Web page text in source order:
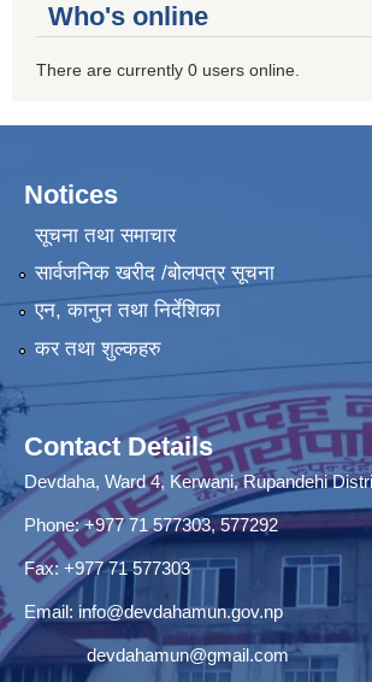
Who's online
There are currently 0 users online.
Notices
सूचना तथा समाचार
सार्वजनिक खरीद /बोलपत्र सूचना
एन, कानुन तथा निर्देशिका
कर तथा शुल्कहरु
Contact Details
Devdaha, Ward 4, Kerwani, Rupandehi
Phone: +977 71 577303, 577292
Fax: +977 71 577303
Email: info@devdahamun.gov.np
devdahamun@gmail.com